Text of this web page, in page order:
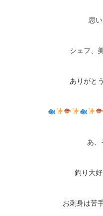
思
シェフ、
ありがと
あ、
釣り大好
お刺身は苦